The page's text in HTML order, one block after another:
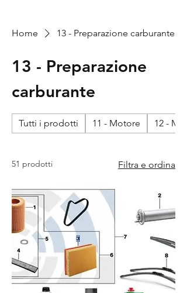
Home 13 - Preparazione carburante
13 - Preparazione
carburante
Tutti i prodotti 11 - Motore 12 -
51 prodotti Filtra e ordina